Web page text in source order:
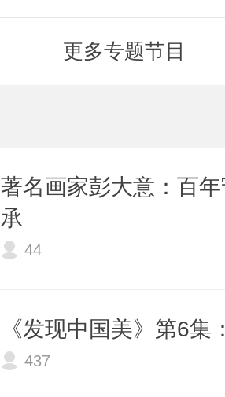
更多专题节目
著名画家彭大意：百
承
44
《发现中国美》第6集
437